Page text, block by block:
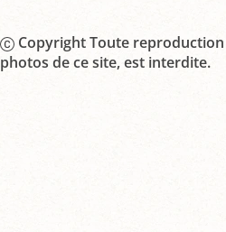
Copyright Toute
photos de ce site, est interdite.